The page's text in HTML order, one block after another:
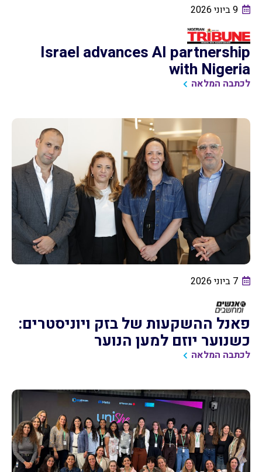
9 ביוני 2026
Israel advances AI partnership
with Nigeria
לכתבה המלאה
7 ביוני 2026
פאנל ההשקעות של בזק ויוניסטרים:
כשנוער יוזם למען הנוער
לכתבה המלאה